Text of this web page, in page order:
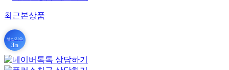
최근본상품
생산지수
3 D